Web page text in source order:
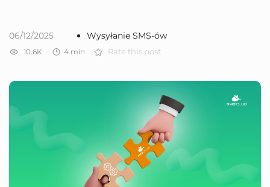
06/12/2025 Wysyłanie SMS-ów
10.6K 4 min Rate this post